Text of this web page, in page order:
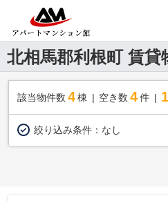
北相馬郡利根町 賃貸
該当物件数 4棟 空き数 4 件
絞り込み条件： なし